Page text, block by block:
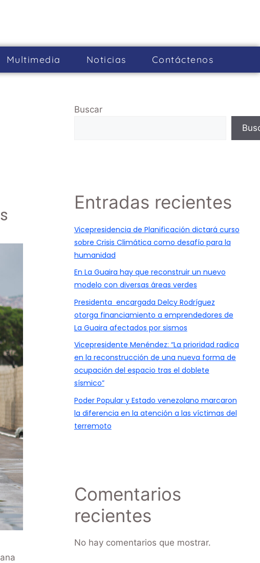
Multimedia Noticias Cont­áctenos
Buscar
Entradas recientes
Vicepresidencia de Planificación dictará curso
sobre Crisis Climática como desafío para la
humanidad
En La Guaira hay que reconstruir un nuevo
modelo con diversas áreas verdes
Presidenta encargada Delcy Rodríguez
otorga financiamiento a emprendedores de
La Guaira afectados por sismos
Vicepresidente Menéndez: “La prioridad radica
en la reconstrucción de una nueva forma de
ocupación del espacio tras el doblete
sísmico”
Poder Popular y Estado venezolano marcaron
la diferencia en la atención a las víctimas del
terremoto
Comentarios
recientes
No hay comentarios que mostrar.